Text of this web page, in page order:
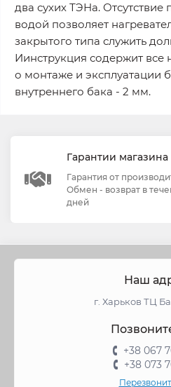
два сухих ТЭНа. Отсутствие
водой позволяет
закрытого типа служить
Иинструкция содержит
о монтаже и эксплуатации
внутреннего бака - 2 мм.
Гарантии магазина
Гарантия от
Обмен - возврат в
дней
Наш
г. Харьков ТЦ
+38 067
+38 073